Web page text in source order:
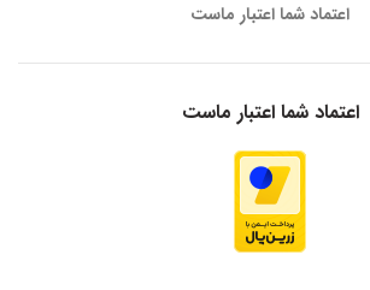
اعتماد شما اعتبار ماست
اعتماد شما اعتبار ماست